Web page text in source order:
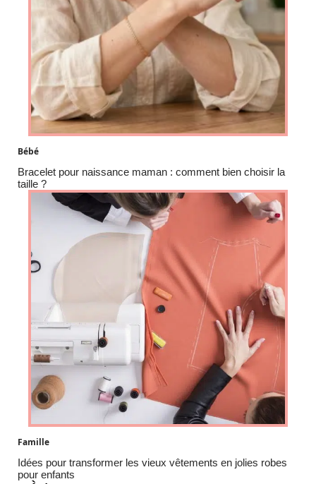
Bébé
Bracelet pour naissance maman : comment bien choisir la
taille ?
Famille
Idées pour transformer les vieux vêtements en jolies robes
pour enfants